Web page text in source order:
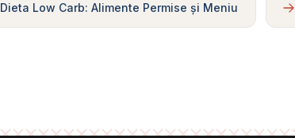
Dieta Low Carb: Alimente Permise și Meniu